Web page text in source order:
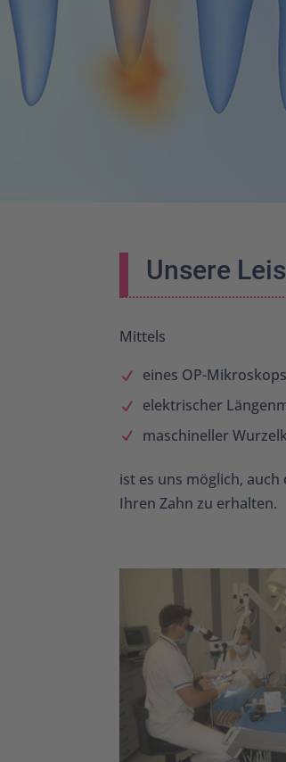
Unsere
Mittels
eines OP-Mikroskops
elektrischer
maschineller
ist es uns möglich,
Ihren Zahn zu erhalten.